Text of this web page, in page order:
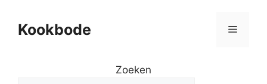
Kookbode
Zoeken